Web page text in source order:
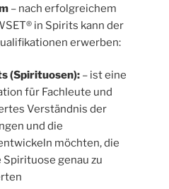
– nach erfolgreichem
in Spirits kann der
erwerben:
(Spirituosen): – ist eine
für Fachleute und
Verständnis der
und die
möchten, die
genau zu